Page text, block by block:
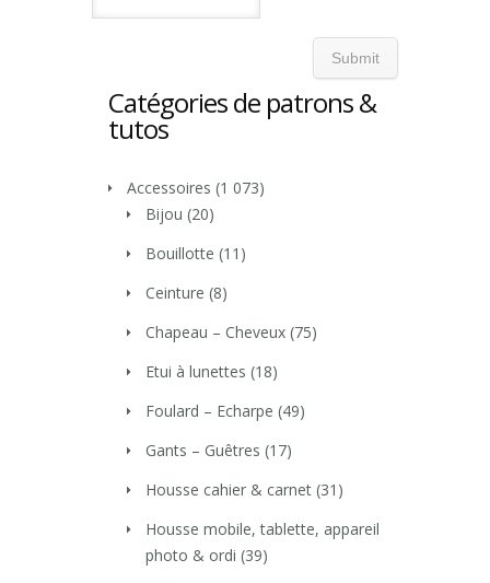
Catégories de patrons &
tutos
Accessoires (1 073)
Bijou (20)
Bouillotte (11)
Ceinture (8)
Chapeau – Cheveux (75)
Etui à lunettes (18)
Foulard – Echarpe (49)
Gants – Guêtres (17)
Housse cahier & carnet (31)
Housse mobile, tablette, appareil
photo & ordi (39)